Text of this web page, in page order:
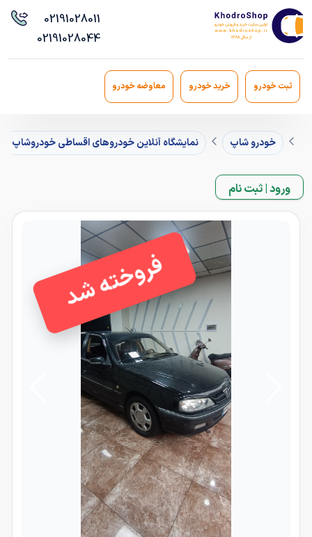
02191028011
02191028044
ثبت خودرو خرید خودرو معاوضه خودرو
خودرو شاپ نمایشگاه آنلاین خودروهای اقساطی خودروشاپ
ورود | ثبت نام
فروخته شد